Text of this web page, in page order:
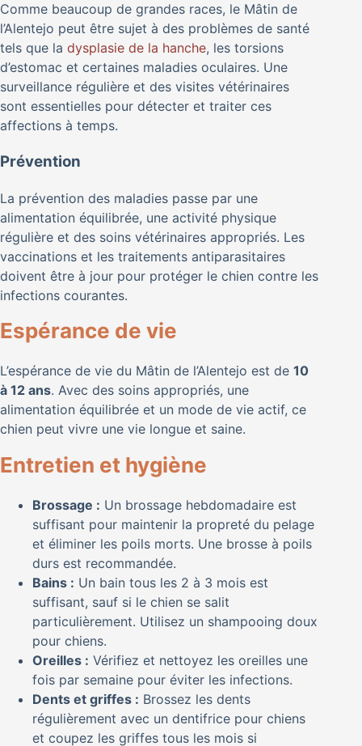
Comme beaucoup de grandes races, le Mâtin de
l’Alentejo peut être sujet à des problèmes de santé
tels que la dysplasie de la hanche, les torsions
d’estomac et certaines maladies oculaires. Une
surveillance régulière et des visites vétérinaires
sont essentielles pour détecter et traiter ces
affections à temps.
Prévention
La prévention des maladies passe par une
alimentation équilibrée, une activité physique
régulière et des soins vétérinaires appropriés. Les
vaccinations et les traitements antiparasitaires
doivent être à jour pour protéger le chien contre les
infections courantes.
Espérance de vie
L’espérance de vie du Mâtin de l’Alentejo est de 10
à 12 ans. Avec des soins appropriés, une
alimentation équilibrée et un mode de vie actif, ce
chien peut vivre une vie longue et saine.
Entretien et hygiène
Brossage : Un brossage hebdomadaire est
suffisant pour maintenir la propreté du pelage
et éliminer les poils morts. Une brosse à poils
durs est recommandée.
Bains : Un bain tous les 2 à 3 mois est
suffisant, sauf si le chien se salit
particulièrement. Utilisez un shampooing doux
pour chiens.
Oreilles : Vérifiez et nettoyez les oreilles une
fois par semaine pour éviter les infections.
Dents et griffes : Brossez les dents
régulièrement avec un dentifrice pour chiens
et coupez les griffes tous les mois si